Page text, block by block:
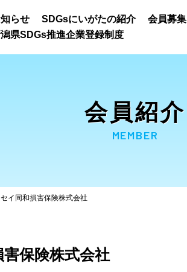
らせ SDGsにいがたの紹介 会員募集
県SDGs推進企業登録制度
会員紹介
MEMBER
イ同和損害保険株式会社
保険株式会社